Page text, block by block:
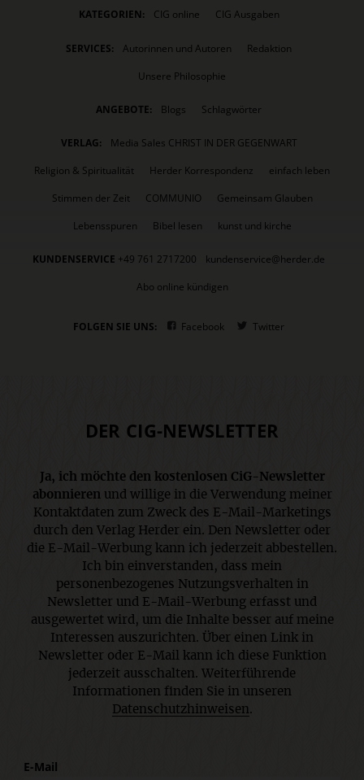
KATEGORIEN: CIG online CIG Ausgaben
SERVICES: Autorinnen und Autoren
Redaktion
Unsere Philosophie
ANGEBOTE: Blogs Schlagwörter
VERLAG:
Media Sales CHRIST IN DER GEGENWART
Religion & Spiritualität
Herder Korrespondenz
einfach leben
Stimmen der Zeit
COMMUNIO
Gemeinsam Glauben
Lebensspuren
Bibel lesen kunst und kirche
KUNDENSERVICE +49 761 2717200
kundenservice@herder.de
Abo online kündigen
FOLGEN SIE UNS: Facebook Twitter
DER CIG-NEWSLETTER
Ja, ich möchte den kostenlosen CiG-Newsletter
abonnieren und willige in die Verwendung meiner
Kontaktdaten zum Zweck des E-Mail-Marketings
durch den Verlag Herder ein. Den Newsletter oder
die E-Mail-Werbung kann ich jederzeit abbestellen.
Ich bin einverstanden, dass mein
personenbezogenes Nutzungsverhalten in
Newsletter und E-Mail-Werbung erfasst und
ausgewertet wird, um die Inhalte besser auf meine
Interessen auszurichten. Über einen Link in
Newsletter oder E-Mail kann ich diese Funktion
jederzeit ausschalten. Weiterführende
Informationen finden Sie in unseren
Datenschutzhinweisen .
E-Mail